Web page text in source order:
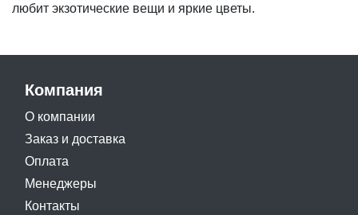
любит экзотические вещи и яркие цветы.
Компания
О компании
Заказ и доставка
Оплата
Менеджеры
Контакты